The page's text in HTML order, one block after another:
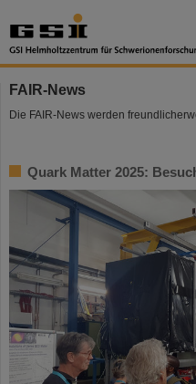
FAIR-News
Die FAIR-News werden
Quark Matter 2025: